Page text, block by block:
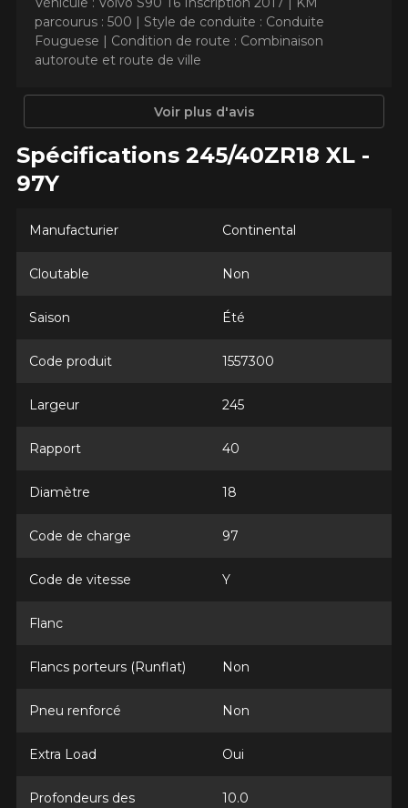
parcourus : 500 | Style de conduite : Conduite
Fouguese | Condition de route : Combinaison
autoroute et route de ville
Voir plus d'avis
Spécifications 245/40ZR18 XL -
97Y
Manufacturier Continental
Cloutable Non
Saison Été
Code produit 1557300
Largeur 245
Rapport 40
Diamètre 18
Code de charge 97
Code de vitesse Y
Flanc
Flancs porteurs (Runflat) Non
Pneu renforcé Non
Extra Load Oui
Profondeurs des
10.0
AJOUTER UN AVIS
Votre avis concernant le
EXTREME​CONTACT DWS 06
PLUS
Nom
Votre véhicule
Option
KM parcourus